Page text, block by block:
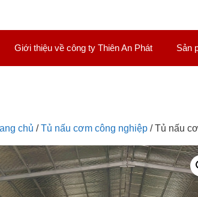
Giới thiệu về công ty Thiên An Phát Sản
chủ /Tủ nấu cơm công nghiệp / Tủ nấu